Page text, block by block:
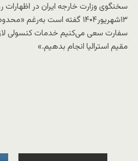
سخنگوی وزارت خارجه ایران در اظهارات
۱۳شهریور۱۴۰۴ گفته است
سفارت سعی می‌کنیم خدمات کنسولی
مقیم استرالیا انجام بدهیم.»